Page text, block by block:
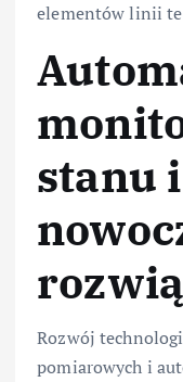
elementów linii
stanu
Rozwój
pomiarowych i